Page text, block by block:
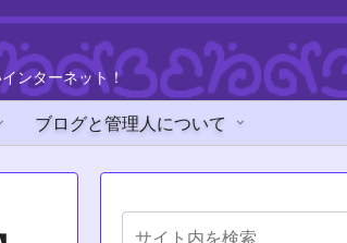
ンターネット！
ブログと管理人について